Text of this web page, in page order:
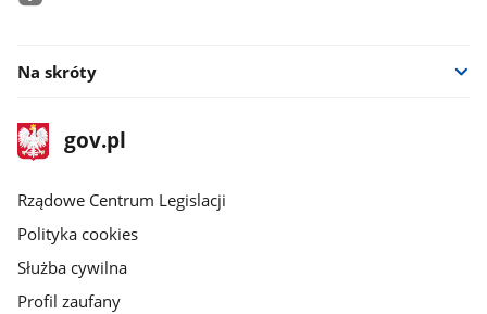
Na skróty
stopka
gov.plStrona
gov.pl
Rządowe Centrum Legislacji
Polityka cookies
Służba cywilna
Profil zaufany